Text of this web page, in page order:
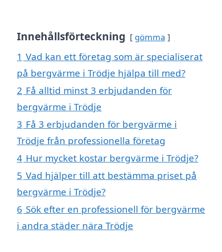
Innehållsförteckning gömma
1 Vad kan ett företag som är specialiserat
på bergvärme i Trödje hjälpa till med?
2 Få alltid minst 3 erbjudanden för
bergvärme i Trödje
3 Få 3 erbjudanden för bergvärme i
Trödje från professionella företag
4 Hur mycket kostar bergvärme i Trödje?
5 Vad hjälper till att bestämma priset på
bergvärme i Trödje?
6 Sök efter en professionell för bergvärme
i andra städer nära Trödje